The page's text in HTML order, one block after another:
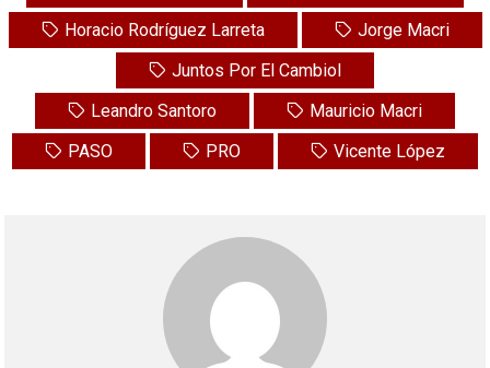
Horacio Rodríguez Larreta
Jorge Macri
Juntos Por El Cambiol
Leandro Santoro
Mauricio Macri
PASO
PRO Vicente López